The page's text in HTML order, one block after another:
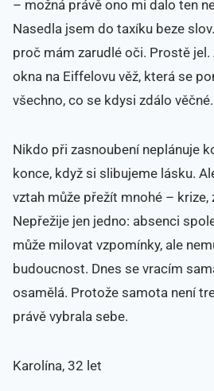
– možná právě ono mi dalo ten
Nasedla jsem do taxíku beze
proč mám zarudlé oči. Prostě jel.
okna na Eiffelovu věž, která se
všechno, co se kdysi zdálo věčné.
Nikdo při zasnoubení neplánuje
konce, když si slibujeme lásku.
vztah může přežít mnohé – krize,
Nepřežije jen jedno: absenci
může milovat vzpomínky, ale
budoucnost. Dnes se vracím
osamělá. Protože samota není
právě vybrala sebe.
Karolína, 32 let